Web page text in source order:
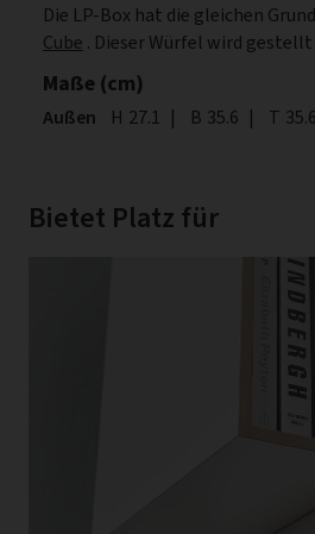
Die LP-Box hat die gleichen
Cube . Dieser Würfel wird
Maße (cm)
Außen Höhe
H 27.1 | Breite
B 35.6 | Tiefe
T 35.6
Bietet Platz für